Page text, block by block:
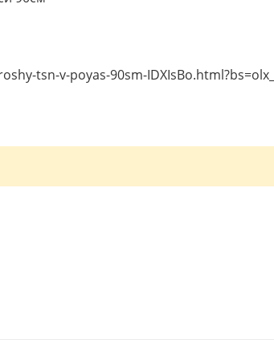
tsn-v-poyas-90sm-